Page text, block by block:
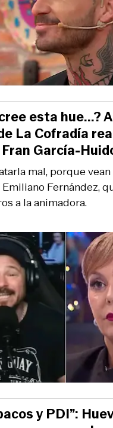
mal, porque
Emiliano Fernández,
a la animadora.
esta hue...?
La Cofradía
García-
y PDI”: